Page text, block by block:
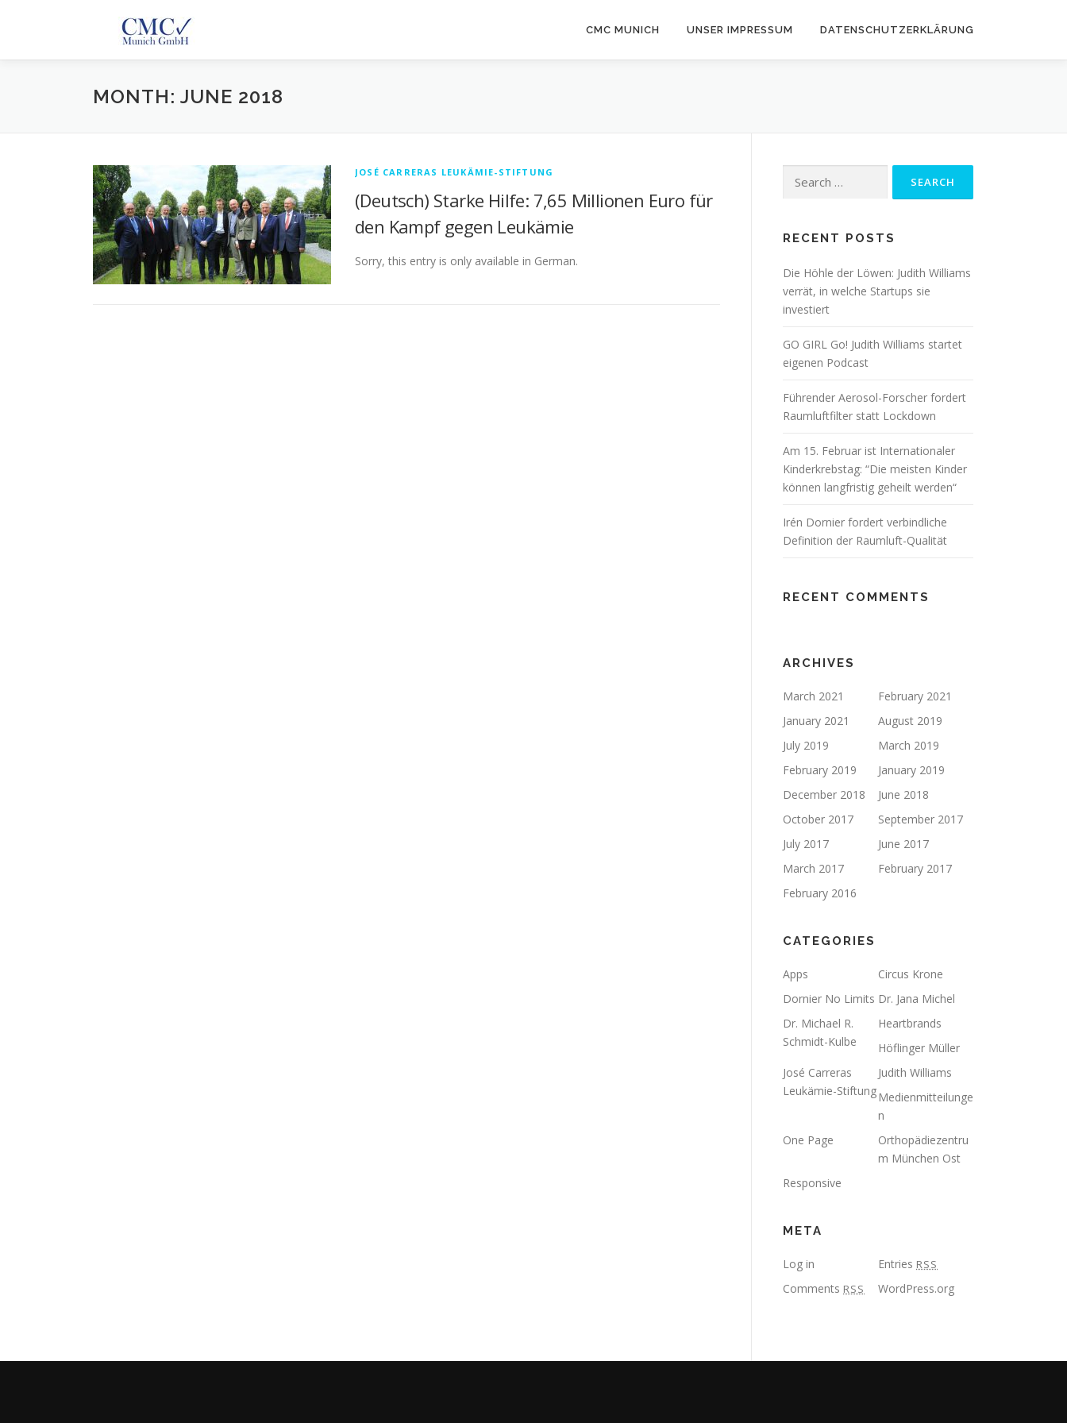
CMC MUNICH UNSER IMPRESSUM DATENSCHUTZERKLÄRUNG
MONTH: JUNE 2018
JOSÉ CARRERAS LEUKÄMIE-STIFTUNG
(Deutsch) Starke Hilfe: 7,65 Millionen Euro für
den Kampf gegen Leukämie
Sorry, this entry is only available in German.
Search for:
RECENT POSTS
Die Höhle der Löwen: Judith Williams
verrät, in welche Startups sie
investiert
GO GIRL Go! Judith Williams startet
eigenen Podcast
Führender Aerosol-Forscher fordert
Raumluftfilter statt Lockdown
Am 15. Februar ist Internationaler
Kinderkrebstag: “Die meisten Kinder
können langfristig geheilt werden“
Irén Dornier fordert verbindliche
Definition der Raumluft-Qualität
RECENT COMMENTS
ARCHIVES
March 2021
February 2021
January 2021
August 2019
July 2019
March 2019
February 2019
January 2019
December 2018
June 2018
October 2017
September 2017
July 2017
June 2017
March 2017
February 2017
February 2016
CATEGORIES
Apps
Circus Krone
Dornier No Limits Dr. Jana Michel
Dr. Michael R.
Schmidt-Kulbe
Heartbrands
Höflinger Müller
José Carreras
Leukämie-Stiftung
Judith Williams
Medienmitteilunge
n
One Page
Orthopädiezentru
m München Ost
Responsive
META
Log in Entries RSS
Comments RSS WordPress.org